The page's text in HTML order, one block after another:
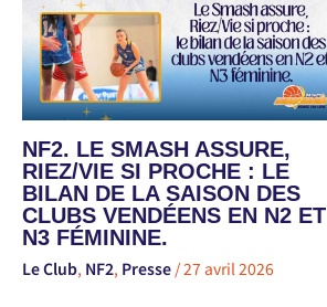
NF2. LE SMASH ASSURE,
RIEZ/VIE SI PROCHE : LE
BILAN DE LA SAISON DES
CLUBS VENDÉENS EN N2 ET
N3 FÉMININE.
Le Club, NF2, Presse /27 avril 2026